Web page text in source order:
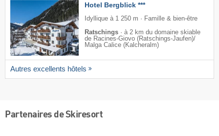
Hotel Bergblick ***
Idyllique à 1 250 m · Famille & bien-être
Ratschings · à 2 km du domaine skiable
de Racines-Giovo (Ratschings-Jaufen)/​
Malga Calice (Kalcheralm)
Autres excellents hôtels
Partenaires de Skiresort